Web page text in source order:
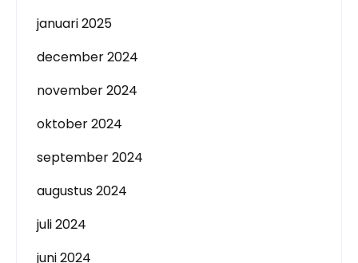
januari 2025
december 2024
november 2024
oktober 2024
september 2024
augustus 2024
juli 2024
juni 2024